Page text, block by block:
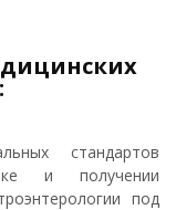
стандартов
и получении
под